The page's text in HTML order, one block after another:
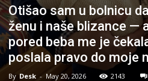
Otišao sam u bolnicu
ženu i naše blizance —
pored beba me je
poslala pravo do moje
By Desk - May 20, 2026 2143